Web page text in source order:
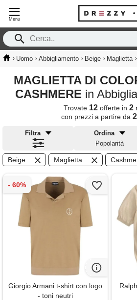
Menu
› Uomo › Abbigliamento › Beige › Maglietta ›
MAGLIETTA DI COLORE BEIGE IN
CASHMERE in
Trovate 12offerte in 2
con prezzi a partire da
Filtra
Ordina
Popolarità
Beige Maglietta
Giorgio Armani t-shirt con logo
- toni neutri